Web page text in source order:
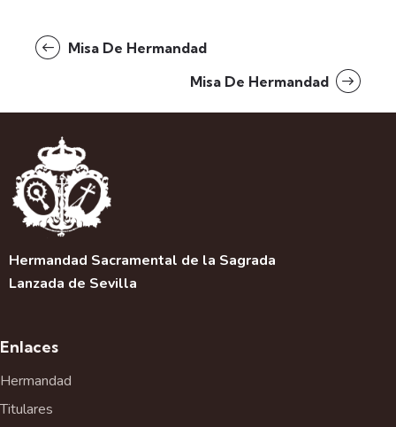
Misa De Hermandad
Misa De Hermandad
Hermandad Sacramental de la Sagrada
Lanzada de Sevilla
Enlaces
Hermandad
Titulares